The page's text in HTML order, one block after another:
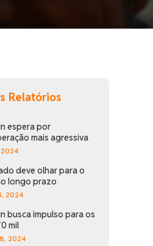
Relatórios
espera por
mais agressiva
2024
deve olhar para o
longo prazo
2024
busca impulso para os
mil
2024